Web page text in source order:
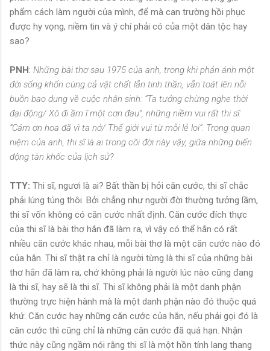
phẩm cách làm người của mình, để mà can trường hồi phục
được hy vọng, niềm tin và ý chí phải có của một dân tộc hay
sao?
PNH: Những bài thơ sau 1975 của anh, trong khi phản ánh một
đời sống khốn cùng cả vật chất lẫn tinh thần, vẫn toát lên nỗi
buồn bao dung về cuộc nhân sinh: “Ta tưởng chừng nghe thời
đại động/ Xô đi ầm ĩ một cơn đau”, những niềm vui rất thi sĩ:
“Cám ơn hoa đã vì ta nở/ Thế giới vui từ mỗi lẻ loi”. Trong quan
niệm của anh, thi sĩ là ai trong cõi đời này vậy, giữa những biến
động tàn khốc của lịch sử?
TTY: Thi sĩ, ngươi là ai? Bất thần bị hỏi căn cước, thi sĩ chắc
phải lúng túng thôi. Bởi chẳng như người đời thường tưởng lầm,
thi sĩ vốn không có căn cước nhất định. Căn cước đích thực
của thi sĩ là bài thơ hắn đã làm ra, vì vậy có thể hắn có rất
nhiều căn cước khác nhau, mỗi bài thơ là một căn cước nào đó
của hắn. Thi sĩ thật ra chỉ là người từng là thi sĩ của những bài
thơ hắn đã làm ra, chớ không phải là người lúc nào cũng đang
là thi sĩ, hay sẽ là thi sĩ. Thi sĩ không phải là một danh phận
thường trực hiện hành mà là một danh phận nào đó thuộc quá
khứ. Căn cước hay những căn cước của hắn, nếu phải gọi đó là
căn cước thì cũng chỉ là những căn cước đã quá hạn. Nhận
thức này cũng ngầm nói rằng thi sĩ là một hồn tính lang thang